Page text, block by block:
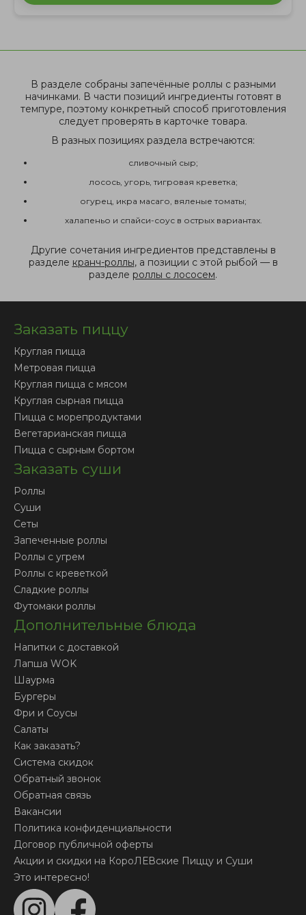
В разделе собраны запечённые роллы с разными
начинками. В части позиций ингредиенты готовят в
темпуре, поэтому конкретный способ приготовления
следует проверять в карточке товара.
В разных позициях раздела встречаются:
сливочный сыр;
лосось, угорь, тигровая креветка;
огурец, икра масаго, вяленые томаты;
халапеньо и спайси-соус в острых вариантах.
Другие сочетания ингредиентов представлены в
разделе кранч-роллы, а позиции с этой рыбой — в
разделе роллы с лососем.
Заказать пиццу
Круглая пицца
Метровая пицца
Круглая пицца с мясом
Круглая сырная пицца
Пицца с морепродуктами
Вегетарианская пицца
Пицца с сырным бортом
Заказать суши
Роллы
Суши
Сеты
Запеченные роллы
Роллы с угрем
Роллы с креветкой
Сладкие роллы
Футомаки роллы
Дополнительные блюда
Напитки с доставкой
Лапша WOK
Шаурма
Бургеры
Фри и Соусы
Салаты
Как заказать?
Система скидок
Обратный звонок
Обратная связь
Вакансии
Политика конфиденциальности
Договор публичной оферты
Акции и скидки на КороЛЕВские Пиццу и Суши
Это интересно!